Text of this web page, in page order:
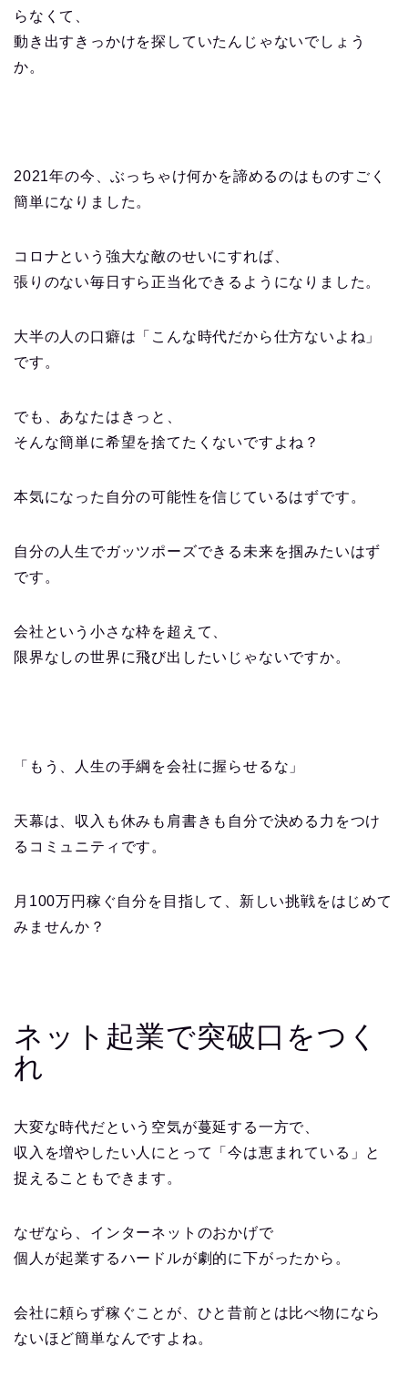
らなくて、
動き出すきっかけを探していたんじゃないでしょう
か。
2021年の今、ぶっちゃけ何かを諦めるのはものすごく
簡単になりました。
コロナという強大な敵のせいにすれば、
張りのない毎日すら正当化できるようになりました。
大半の人の口癖は「こんな時代だから仕方ないよね」
です。
でも、あなたはきっと、
そんな簡単に希望を捨てたくないですよね？
本気になった自分の可能性を信じているはずです。
自分の人生でガッツポーズできる未来を掴みたいはず
です。
会社という小さな枠を超えて、
限界なしの世界に飛び出したいじゃないですか。
「もう、人生の手綱を会社に握らせるな」
天幕は、収入も休みも肩書きも自分で決める力をつけ
るコミュニティです。
月100万円稼ぐ自分を目指して、新しい挑戦をはじめて
みませんか？
ネット起業で突破口をつく
れ
大変な時代だという空気が蔓延する一方で、
収入を増やしたい人にとって「今は恵まれている」と
捉えることもできます。
なぜなら、インターネットのおかげで
個人が起業するハードルが劇的に下がったから。
会社に頼らず稼ぐことが、ひと昔前とは比べ物になら
ないほど簡単なんですよね。